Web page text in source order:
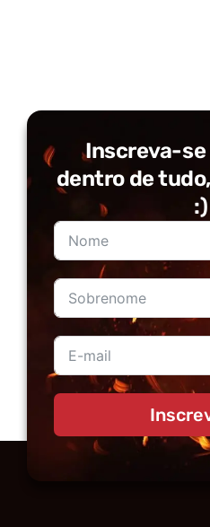
Inscreva-se
dentro de
:)